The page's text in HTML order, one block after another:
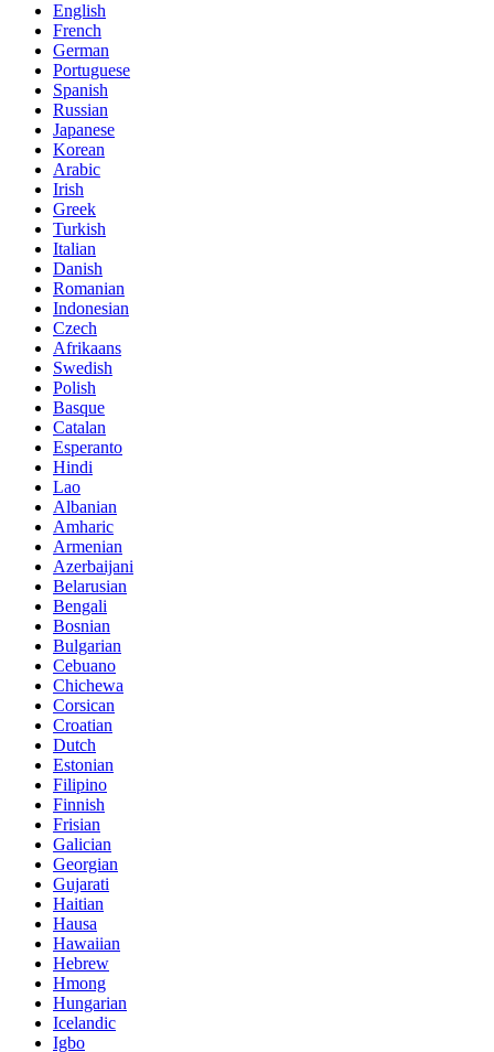
English
French
German
Portuguese
Spanish
Russian
Japanese
Korean
Arabic
Irish
Greek
Turkish
Italian
Danish
Romanian
Indonesian
Czech
Afrikaans
Swedish
Polish
Basque
Catalan
Esperanto
Hindi
Lao
Albanian
Amharic
Armenian
Azerbaijani
Belarusian
Bengali
Bosnian
Bulgarian
Cebuano
Chichewa
Corsican
Croatian
Dutch
Estonian
Filipino
Finnish
Frisian
Galician
Georgian
Gujarati
Haitian
Hausa
Hawaiian
Hebrew
Hmong
Hungarian
Icelandic
Igbo